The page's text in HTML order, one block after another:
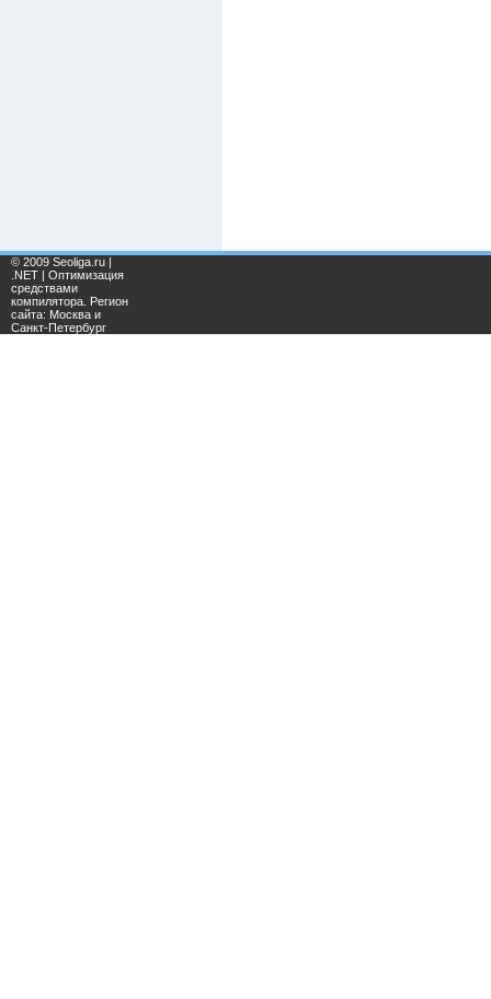
© 2009 Seoliga.ru |
.NET | Оптимизация
средствами
компилятора. Регион
сайта: Москва и
Санкт-Петербург